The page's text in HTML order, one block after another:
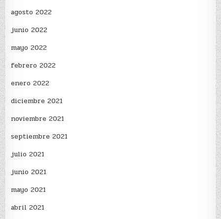
agosto 2022
junio 2022
mayo 2022
febrero 2022
enero 2022
diciembre 2021
noviembre 2021
septiembre 2021
julio 2021
junio 2021
mayo 2021
abril 2021